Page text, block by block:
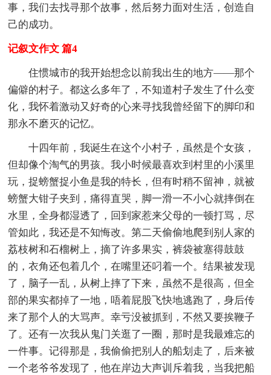
事，我们去找寻那个故事，然后努力面对生活，创造自
己的成功。
记叙文作文 篇4
住惯城市的我开始想念以前我出生的地方——那个
偏僻的村子。都这么多年了，不知道村子发生了什么变
化，我怀着激动又好奇的心来寻找我曾经留下的脚印和
那永不磨灭的记忆。
十四年前，我诞生在这个小村子，虽然是个女孩，
但却像个淘气的男孩。我小时候最喜欢到村里的小溪里
玩，捉螃蟹捉小鱼是我的特长，但有时稍不留神，就被
螃蟹大钳子夹到，痛得直哭，脚一滑一不小心就摔倒在
水里，全身都湿透了，回到家惹来父母的一顿打骂，尽
管如此，我还是不知悔改。第二天偷偷地爬到别人家的
荔枝树和石榴树上，摘了许多果实，裤袋被塞得鼓鼓
的，衣角还包着几个，在嘴里还叼着一个。结果被发现
了，脑子一乱，从树上摔了下来，虽然不是很高，但全
部的果实都掉了一地，唔着屁股飞快地逃跑了，身后传
来了那个人的大骂声。幸亏没被抓到，不然又要挨鞭子
了。还有一次我从鬼门关逛了一圈，那时是我最难忘的
一件事。记得那是，我偷偷把别人的船划走了，后来被
一个老爷爷发现了，他在岸边大声训斥着我，当我把船